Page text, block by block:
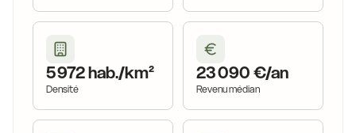
5 972 hab./km²
Densité
23 090 €/an
Revenu médian